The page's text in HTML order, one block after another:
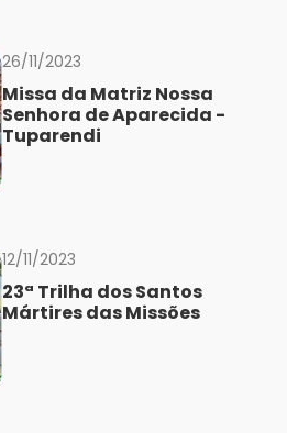
26/11/2023
Missa da Matriz Nossa
Senhora de Aparecida -
Tuparendi
12/11/2023
23ª Trilha dos Santos
Mártires das Missões